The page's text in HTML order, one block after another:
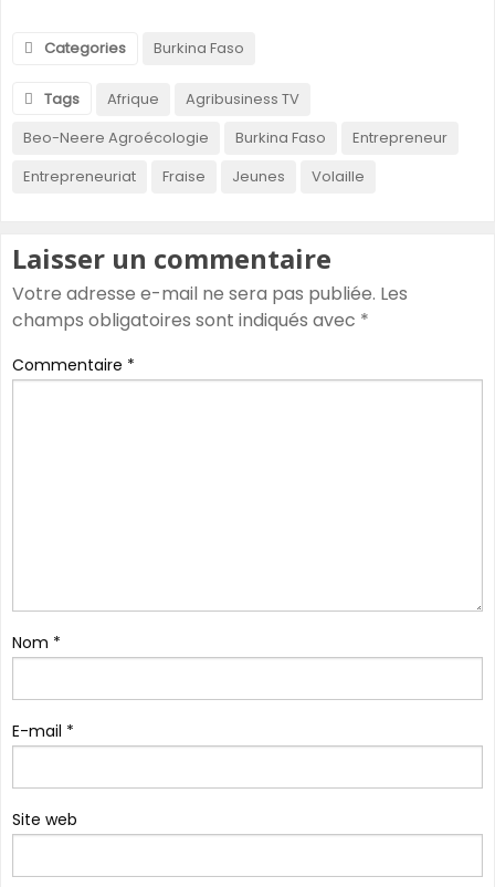
Categories Burkina Faso
Tags Afrique
Agribusiness TV
Beo-Neere Agroécologie
Burkina Faso
Entrepreneur
Entrepreneuriat
Fraise Jeunes Volaille
Laisser un commentaire
Votre adresse e-mail ne sera pas publiée. Les
champs obligatoires sont indiqués avec *
Commentaire *
Nom *
E-mail *
Site web